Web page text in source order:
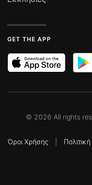
GET THE APP
© 2026 All rights
Όροι Χρήσης